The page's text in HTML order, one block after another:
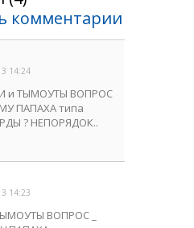
комментарии
14:24
и ТЫМОУТЫ ВОПРОС
ПАПАХА типа
? НЕПОРЯДОК..
14:23
ВОПРОС _